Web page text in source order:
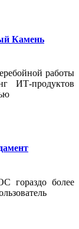
Камень
работы
ИТ-продуктов
гораздо более